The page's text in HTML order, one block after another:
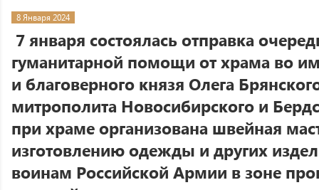
8 Января 2024
7 января состоялась отправка
гуманитарной помощи от храма во
и благоверного князя Олега
митрополита Новосибирского и
при храме организована швейная
изготовлению одежды и других
воинам Российской Армии в зоне